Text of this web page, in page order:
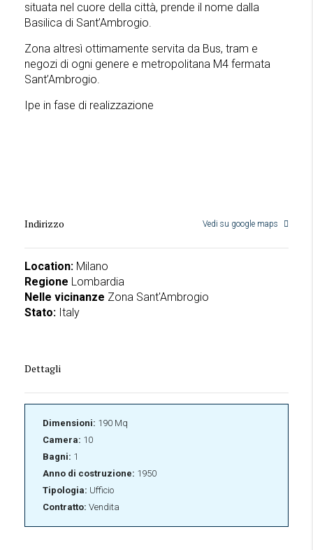
situata nel cuore della città, prende il nome dalla
Basilica di Sant’Ambrogio.
Zona altresì ottimamente servita da Bus, tram e
negozi di ogni genere e metropolitana M4 fermata
Sant’Ambrogio.
Ipe in fase di realizzazione
Indirizzo Vedi su google maps
Location: Milano
Regione Lombardia
Nelle vicinanze Zona Sant'Ambrogio
Stato: Italy
Dettagli
Dimensioni: 190 Mq
Camera: 10
Bagni: 1
Anno di costruzione: 1950
Tipologia: Ufficio
Contratto: Vendita